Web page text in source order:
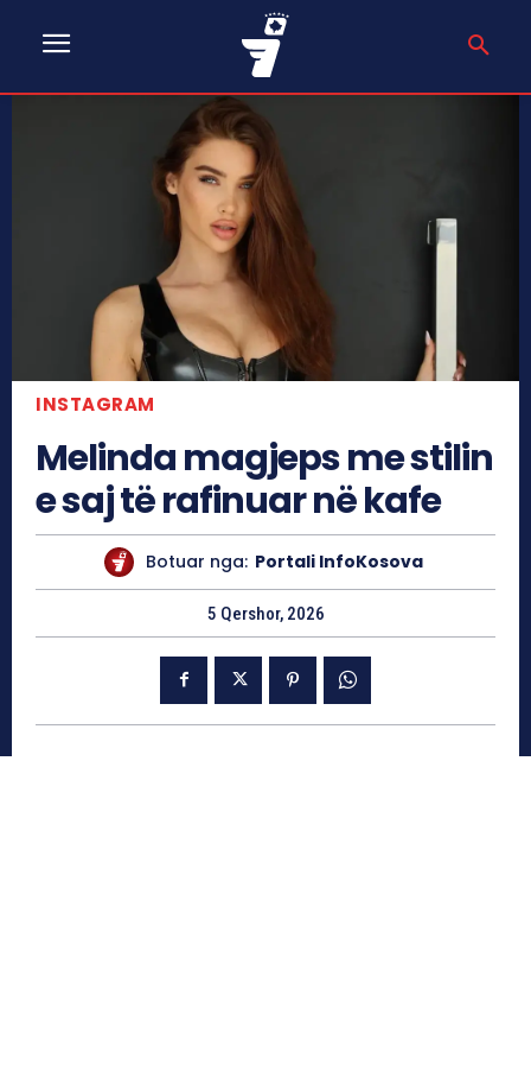
INSTAGRAM
Melinda magjeps me stilin
e saj të rafinuar në kafe
Botuar nga: Portali InfoKosova
5 Qershor, 2026